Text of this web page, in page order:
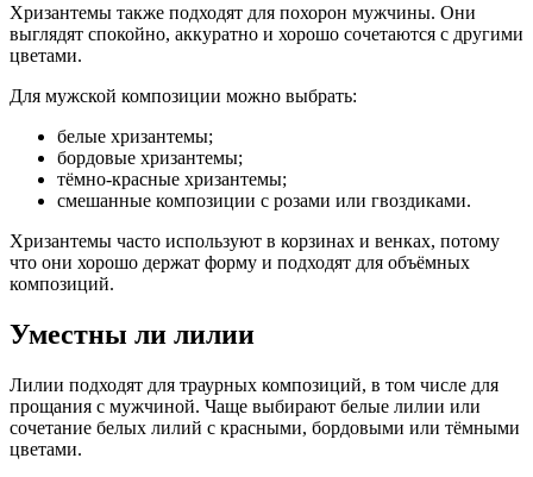
Хризантемы также подходят для похорон мужчины. Они
выглядят спокойно, аккуратно и хорошо сочетаются с другими
цветами.
Для мужской композиции можно выбрать:
белые хризантемы;
бордовые хризантемы;
тёмно-красные хризантемы;
смешанные композиции с розами или гвоздиками.
Хризантемы часто используют в корзинах и венках, потому
что они хорошо держат форму и подходят для объёмных
композиций.
Уместны ли лилии
Лилии подходят для траурных композиций, в том числе для
прощания с мужчиной. Чаще выбирают белые лилии или
сочетание белых лилий с красными, бордовыми или тёмными
цветами.